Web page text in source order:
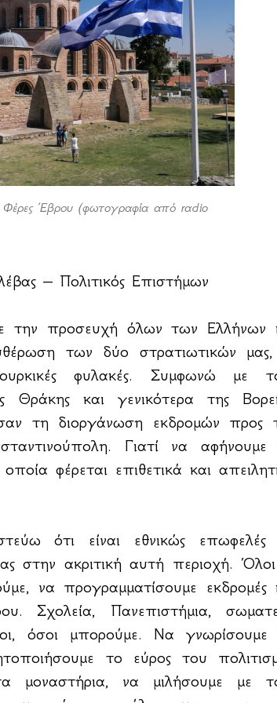
Έβρου (φωτoγραφία από radio
– Πολιτικός Επιστήμων
την προσευχή όλων των Ελλήνων
των δύο στρατιωτικών
φυλακές. Συμφωνώ με
Θράκης και γενικότερα της
τη διοργάνωση εκδρομών προς
Γιατί να αφήνουμε
φέρεται επιθετικά και
ότι είναι εθνικώς επωφελές
στην ακριτική αυτή περιοχή.
να προγραμματίσουμε εκδρομές
Σχολεία, Πανεπιστήμια,
όσοι μπορούμε. Να γνωρίσουμε
το εύρος του
μοναστήρια, να μιλήσουμε με